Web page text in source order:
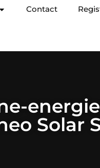
Contact
Solar